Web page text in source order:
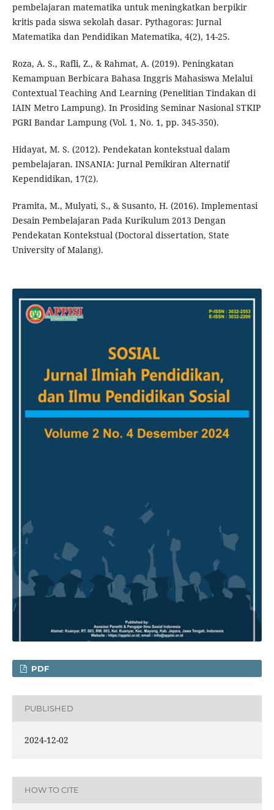
pembelajaran matematika untuk meningkatkan berpikir
kritis pada siswa sekolah dasar. Pythagoras: Jurnal
Matematika dan Pendidikan Matematika, 4(2), 14-25.
Roza, A. S., Rafli, Z., & Rahmat, A. (2019). Peningkatan
Kemampuan Berbicara Bahasa Inggris Mahasiswa Melalui
Contextual Teaching And Learning (Penelitian Tindakan di
IAIN Metro Lampung). In Prosiding Seminar Nasional STKIP
PGRI Bandar Lampung (Vol. 1, No. 1, pp. 345-350).
Hidayat, M. S. (2012). Pendekatan kontekstual dalam
pembelajaran. INSANIA: Jurnal Pemikiran Alternatif
Kependidikan, 17(2).
Pramita, M., Mulyati, S., & Susanto, H. (2016). Implementasi
Desain Pembelajaran Pada Kurikulum 2013 Dengan
Pendekatan Kontekstual (Doctoral dissertation, State
University of Malang).
PDF
PUBLISHED
2024-12-02
HOW TO CITE